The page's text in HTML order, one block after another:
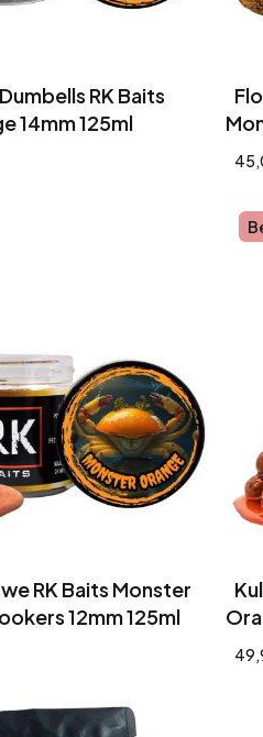
RK Baits
14mm 125ml
RK Baits Monster
12mm 125ml